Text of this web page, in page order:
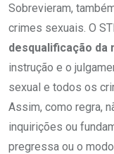
Sobrevieram,
crimes sexuais. O
desqualificação da
instrução e o
sexual e todos os
Assim, como regra,
inquirições ou
pregressa ou o